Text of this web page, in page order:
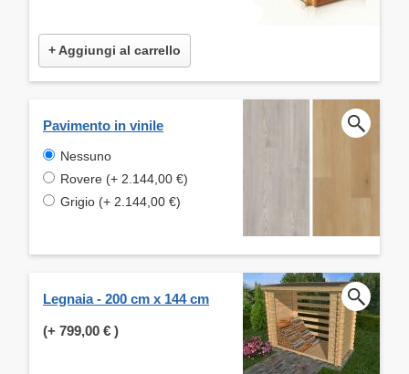
+ Aggiungi al carrello
Pavimento in vinile
Nessuno
Rovere (+ 2.144,00 €)
Grigio (+ 2.144,00 €)
Legnaia - 200 cm x 144 cm
(+ 799,00 € )